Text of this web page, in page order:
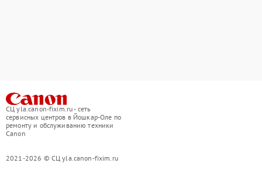
СЦ yla.canon-fixim.ru - сеть
сервисных центров в Йошкар-Оле по
ремонту и обслуживанию техники
Canon
2021-2026 © СЦ yla.canon-fixim.ru